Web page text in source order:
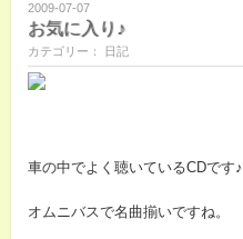
2009-07-07
お気に入り♪
カテゴリー： 日記
車の中でよく聴いているCDです♪
オムニバスで名曲揃いですね。